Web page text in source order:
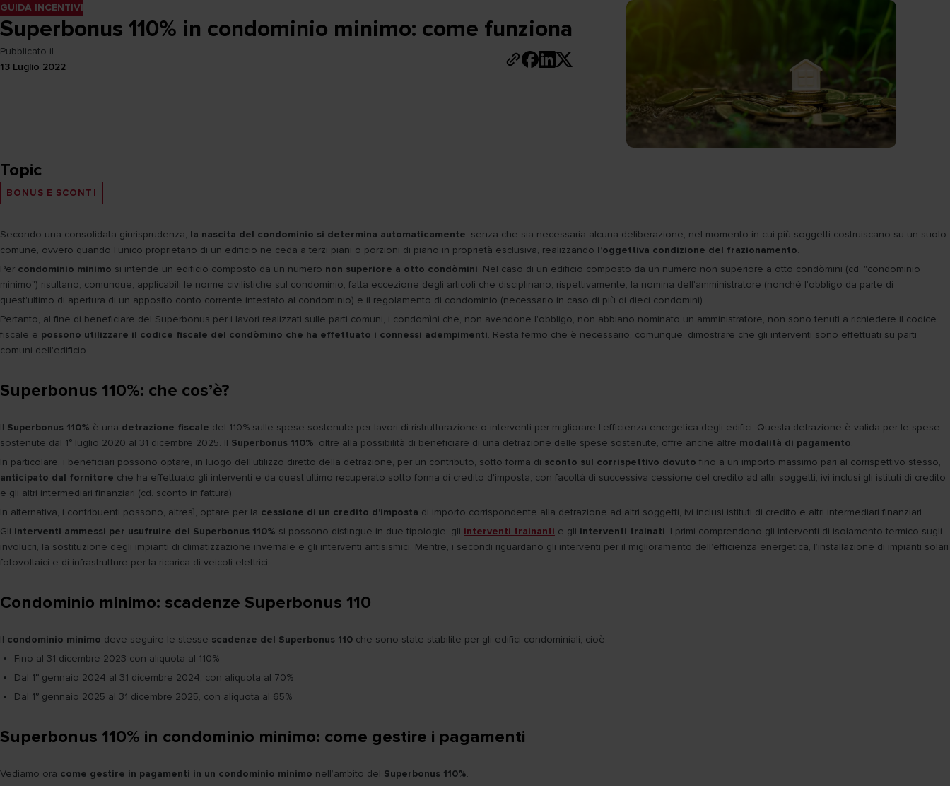
GUIDA INCENTIVI
Superbonus 110% in condominio minimo: come funziona
Pubblicato il
13 Luglio 2022
Topic
BONUS E SCONTI
Secondo una consolidata giurisprudenza, la nascita del condominio si determina automaticamente, senza che sia necessaria alcuna deliberazione, nel momento in cui più soggetti costruiscano su un suolo
comune, ovvero quando l’unico proprietario di un edificio ne ceda a terzi piani o porzioni di piano in proprietà esclusiva, realizzando l’oggettiva condizione del frazionamento.
Per condominio minimo si intende un edificio composto da un numero non superiore a otto condòmini. Nel caso di un edificio composto da un numero non superiore a otto condòmini (cd. "condominio
minimo") risultano, comunque, applicabili le norme civilistiche sul condominio, fatta eccezione degli articoli che disciplinano, rispettivamente, la nomina dell'amministratore (nonché l'obbligo da parte di
quest'ultimo di apertura di un apposito conto corrente intestato al condominio) e il regolamento di condominio (necessario in caso di più di dieci condomini).
Pertanto, al fine di beneficiare del Superbonus per i lavori realizzati sulle parti comuni, i condomìni che, non avendone l'obbligo, non abbiano nominato un amministratore, non sono tenuti a richiedere il codice
fiscale e possono utilizzare il codice fiscale del condòmino che ha effettuato i connessi adempimenti. Resta fermo che è necessario, comunque, dimostrare che gli interventi sono effettuati su parti
comuni dell'edificio.
Superbonus 110%: che cos’è?
Il Superbonus 110% è una detrazione fiscale del 110% sulle spese sostenute per lavori di ristrutturazione o interventi per migliorare l’efficienza energetica degli edifici. Questa detrazione è valida per le spese
sostenute dal 1° luglio 2020 al 31 dicembre 2025. Il Superbonus 110%, oltre alla possibilità di beneficiare di una detrazione delle spese sostenute, offre anche altre modalità di pagamento.
In particolare, i beneficiari possono optare, in luogo dell'utilizzo diretto della detrazione, per un contributo, sotto forma di sconto sul corrispettivo dovuto fino a un importo massimo pari al corrispettivo stesso,
anticipato dal fornitore che ha effettuato gli interventi e da quest'ultimo recuperato sotto forma di credito d'imposta, con facoltà di successiva cessione del credito ad altri soggetti, ivi inclusi gli istituti di credito
e gli altri intermediari finanziari (cd. sconto in fattura).
In alternativa, i contribuenti possono, altresì, optare per la cessione di un credito d'imposta di importo corrispondente alla detrazione ad altri soggetti, ivi inclusi istituti di credito e altri intermediari finanziari.
Gli interventi ammessi per usufruire del Superbonus 110% si possono distingue in due tipologie: gli interventi trainanti e gli interventi trainati. I primi comprendono gli interventi di isolamento termico sugli
involucri, la sostituzione degli impianti di climatizzazione invernale e gli interventi antisismici. Mentre, i secondi riguardano gli interventi per il miglioramento dell’efficienza energetica, l’installazione di impianti solari
fotovoltaici e di infrastrutture per la ricarica di veicoli elettrici.
Condominio minimo: scadenze Superbonus 110
Il condominio minimo deve seguire le stesse scadenze del Superbonus 110 che sono state stabilite per gli edifici condominiali, cioè:
Fino al 31 dicembre 2023 con aliquota al 110%
Dal 1° gennaio 2024 al 31 dicembre 2024, con aliquota al 70%
Dal 1° gennaio 2025 al 31 dicembre 2025, con aliquota al 65%
Superbonus 110% in condominio minimo: come gestire i pagamenti
Vediamo ora come gestire in pagamenti in un condominio minimo nell’ambito del Superbonus 110%.